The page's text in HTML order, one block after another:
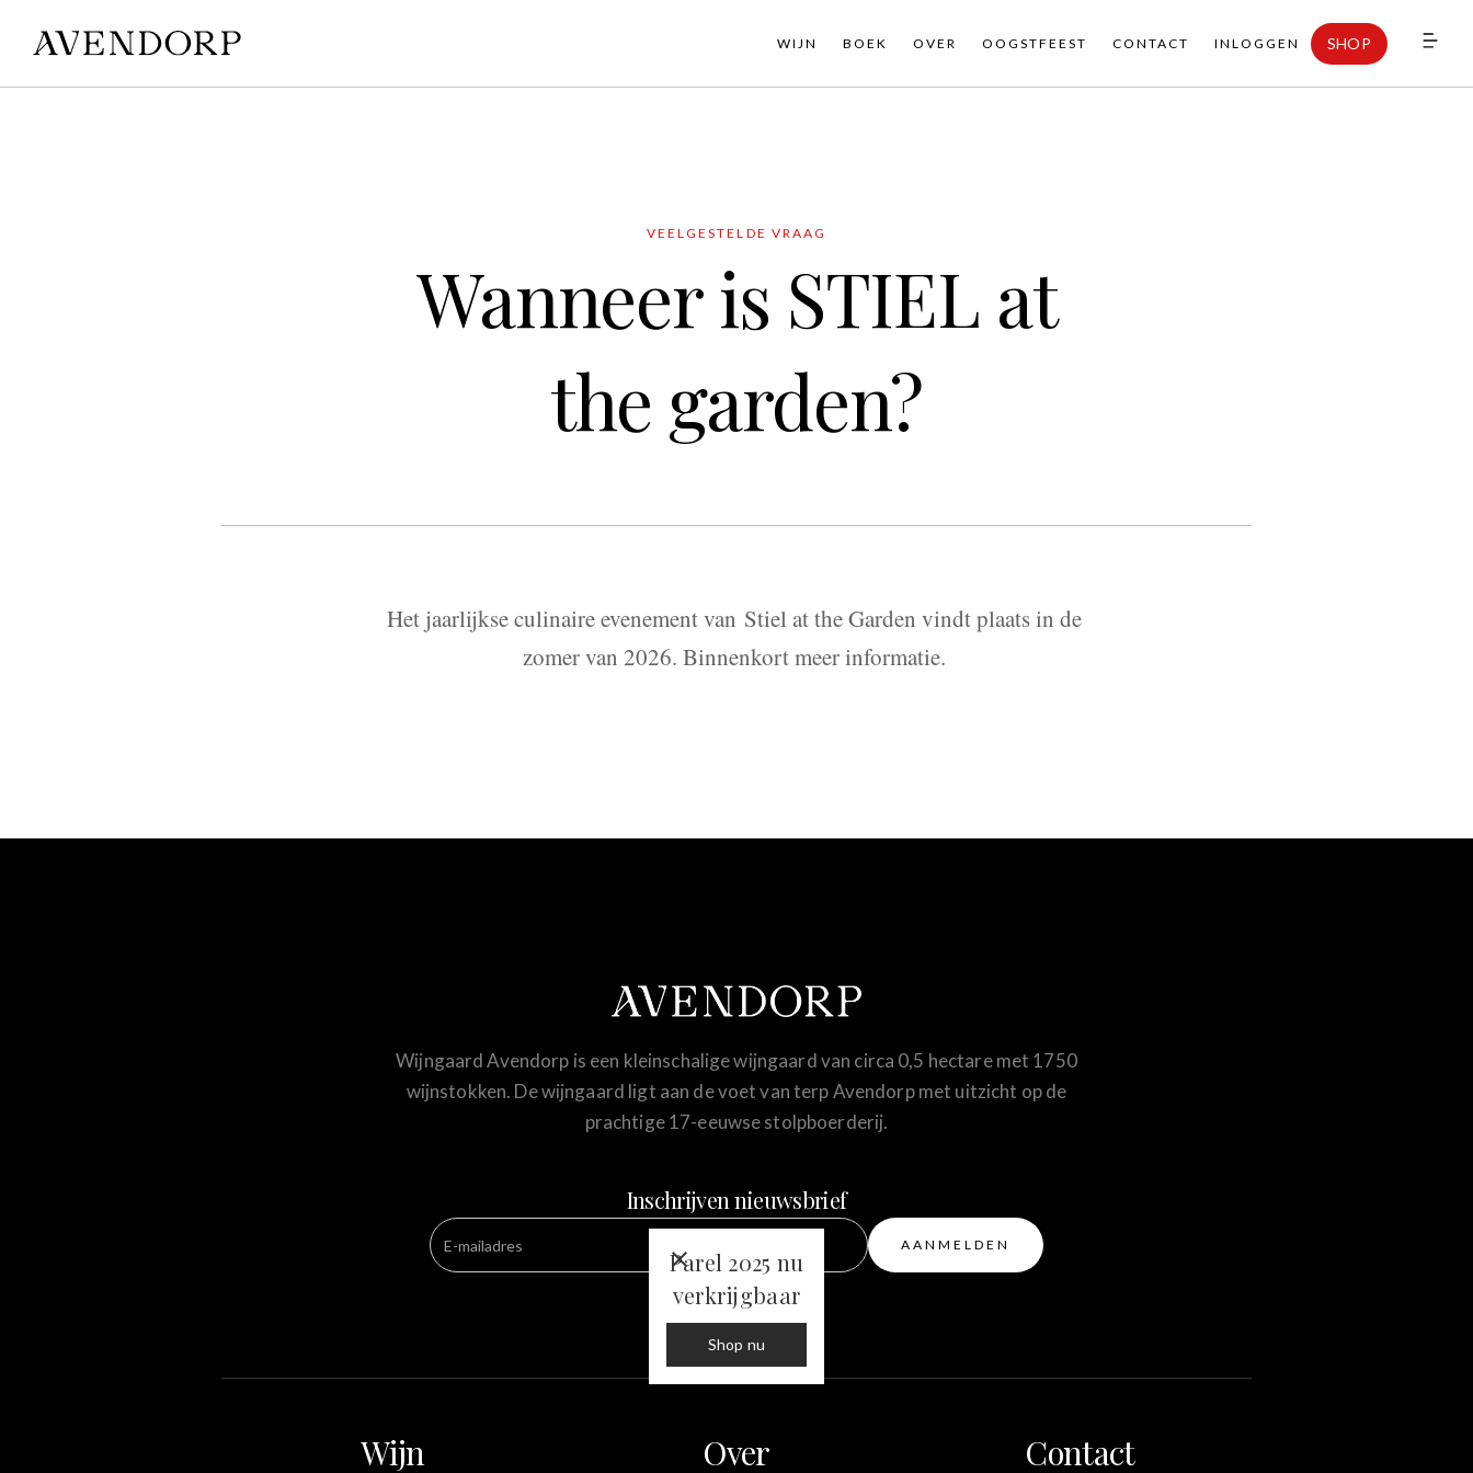
WIJN BOEK OVER OOGSTFEEST CONTACT INLOGGEN SHOP
SHOP
VEELGESTELDE VRAAG
Wanneer is STIEL at
the garden?
Het jaarlijkse culinaire evenement van Stiel at the Garden vindt plaats in de
zomer van 2026. Binnenkort meer informatie.
Wijngaard Avendorp is een kleinschalige wijngaard van circa 0,5 hectare met 1750
wijnstokken. De wijngaard ligt aan de voet van terp Avendorp met uitzicht op de
prachtige 17-eeuwse stolpboerderij.
Inschrijven nieuwsbrief
Wijn Over Contact
Parel 2025 nu
verkrijgbaar
Shop nu